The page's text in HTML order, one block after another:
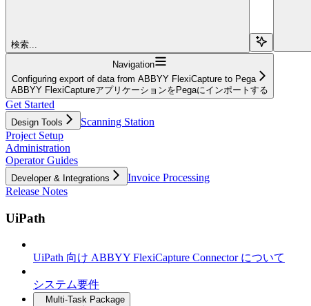
検索...
Navigation
Configuring export of data from ABBYY FlexiCapture to Pega
ABBYY FlexiCaptureアプリケーションをPegaにインポートする
Get Started
Design Tools
Scanning Station
Project Setup
Administration
Operator Guides
Developer & Integrations
Invoice Processing
Release Notes
UiPath
UiPath 向け ABBYY FlexiCapture Connector について
システム要件
Multi-Task Package